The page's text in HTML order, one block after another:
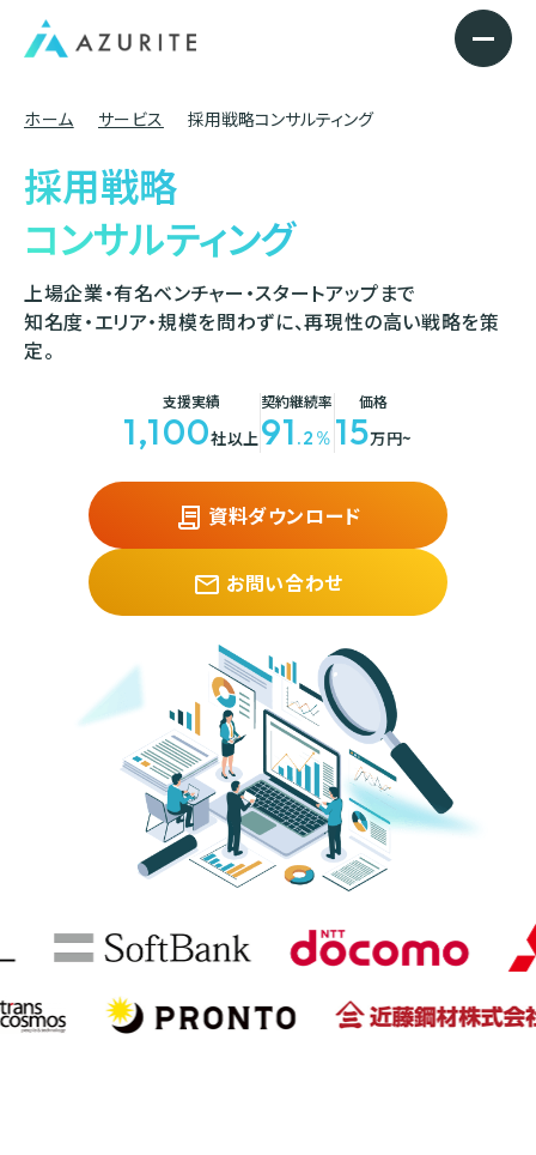
ホーム サービス 採用戦略コンサルティング
採用戦略
コンサルティング
上場企業・有名ベンチャー・スタートアップまで
知名度・エリア・規模を問わずに、再現性の高い戦略を策
定。
支援実績
1,100社以上
契約継続率
91 .2％
価格
15万円~
資料ダウンロード
お問い合わせ